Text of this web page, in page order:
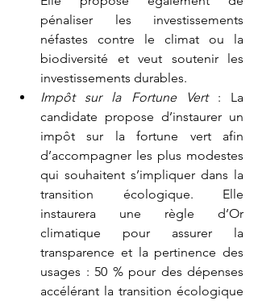
pénaliser les investissements
néfastes contre le climat ou la
biodiversité et veut soutenir les
investissements durables.
Impôt sur la Fortune Vert : La
candidate propose d’instaurer un
impôt sur la fortune vert afin
d’accompagner les plus modestes
qui souhaitent s’impliquer dans la
transition écologique. Elle
instaurera une règle d’Or
climatique pour assurer la
transparence et la pertinence des
usages : 50 % pour des dépenses
accélérant la transition écologique